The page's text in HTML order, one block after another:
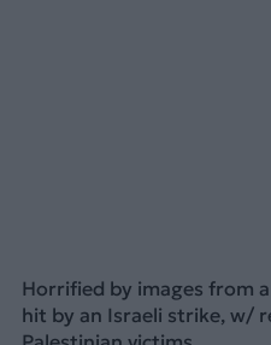
Horrified by images from
hit by an Israeli strike, w/